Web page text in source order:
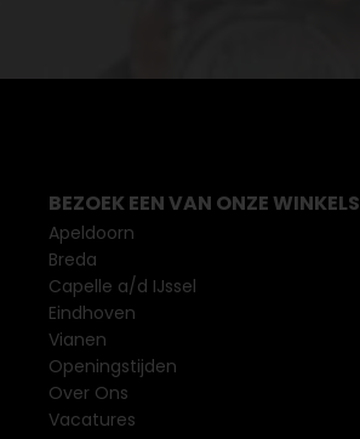
BEZOEK EEN VAN ONZE WINKELS
Apeldoorn
Breda
Capelle a/d IJssel
Eindhoven
Vianen
Openingstijden
Over Ons
Vacatures